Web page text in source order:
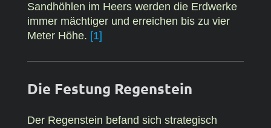
Sandhöhlen im Heers werden die Erdwerke
immer mächtiger und erreichen bis zu vier
Meter Höhe. [1]
Die Festung Regenstein
Der Regenstein befand sich strategisch